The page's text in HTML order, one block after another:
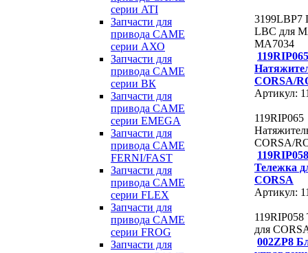
серии ATI
Запчасти для
привода CAME
серии АХО
Запчасти для
привода CAME
серии ВК
Запчасти для
привода CAME
серии EMEGA
Запчасти для
привода CAME
FERNI/FAST
Запчасти для
привода CAME
серии FLEX
Запчасти для
привода CAME
серии FROG
Запчасти для
3199LBP7
LBC для
MA7034
119RIP065
CORSA/
Артикул:
119RIP065
CORSA/
119RIP058
Тележка
CORSA
Артикул:
119RIP058
для
002ZP8